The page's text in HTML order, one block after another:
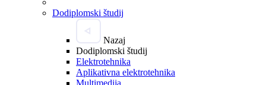
Dodiplomski študij
Nazaj
Dodiplomski študij
Elektrotehnika
Aplikativna elektrotehnika